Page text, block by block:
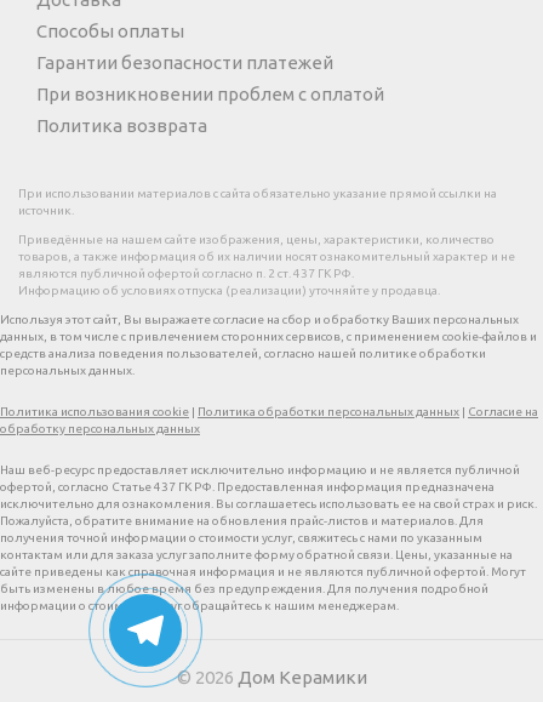
Способы оплаты
Гарантии безопасности платежей
При возникновении проблем с оплатой
Политика возврата
При использовании материалов с сайта обязательно указание прямой ссылки на
источник.
Приведённые на нашем сайте изображения, цены, характеристики, количество
товаров, а также информация об их наличии носят ознакомительный характер и не
являются публичной офертой согласно п. 2 ст. 437 ГК РФ.
Информацию об условиях отпуска (реализации) уточняйте у продавца.
Используя этот сайт, Вы выражаете согласие на сбор и обработку Ваших персональных
данных, в том числе с привлечением сторонних сервисов, с применением cookie-файлов и
средств анализа поведения пользователей, согласно нашей политике обработки
персональных данных.
Политика использования cookie | Политика обработки персональных данных | Согласие на
обработку персональных данных
Наш веб-ресурс предоставляет исключительно информацию и не является публичной
офертой, согласно Статье 437 ГК РФ. Предоставленная информация предназначена
исключительно для ознакомления. Вы соглашаетесь использовать ее на свой страх и риск.
Пожалуйста, обратите внимание на обновления прайс-листов и материалов. Для
получения точной информации о стоимости услуг, свяжитесь с нами по указанным
контактам или для заказа услуг заполните форму обратной связи. Цены, указанные на
сайте приведены как справочная информация и не являются публичной офертой. Могут
быть изменены в любое время без предупреждения. Для получения подробной
информации о стоимости услуг обращайтесь к нашим менеджерам.
© 2026 Дом Керамики